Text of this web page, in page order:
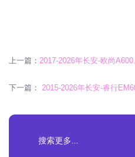
上一篇： 2017-2026年长安-欧尚A600
下一篇： 2015-2026年长安-睿行